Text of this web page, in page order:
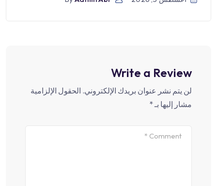
Write a Review
لن يتم نشر عنوان بريدك الإلكتروني. الحقول الإلزامية
مشار إليها بـ*